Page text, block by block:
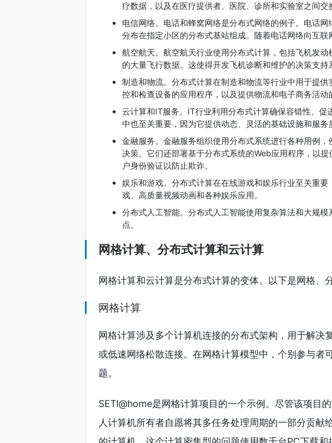
疗数据，以及在医疗提供者、医院、诊所和实验室之间交
电信网络。电话和蜂窝网络是分布式网络的例子。电话
分布在指定小区的分布式基站组成。随着电话网络向互联
航空航天。航空航天行业使用分布式计算，包括飞机发
的大量飞行数据。这使得开发飞机诊断和维护的决策支持
制造和物流。分布式计算在制造和物流等行业中用于提
控和检查设备的应用程序，以及提供物流和电子商务活动
云计算和IT服务。IT行业利用分布式计算确保容错性、
中也至关重要，因为它提供动态、灵活的基础设施和服务
金融服务。金融服务组织使用分布式系统进行各种用例
决策。它们还部署基于分布式系统的Web应用程序，以
户身份验证以防止欺诈。
娱乐和游戏。分布式计算在在线游戏和娱乐行业至关重
戏、高质量视频动画和各种娱乐应用。
分布式人工智能。分布式人工智能使用复杂算法和大规
点。
网格计算、分布式计算和云计算
网格计算和云计算是分布式计算的变体。以下是网格、
网格计算
网格计算涉及多个计算机连接的分布式架构，用于解决
或低速网络松散连接。在网格计算模型中，个别参与者
题。
SETI@home是网格计算项目的一个示例。尽管该项目
人计算机所有者自愿将其多任务处理周期的一部分贡献